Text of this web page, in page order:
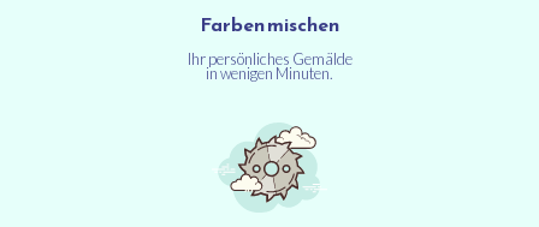
Farben mischen
Ihr persönliches Gemälde
in wenigen Minuten.